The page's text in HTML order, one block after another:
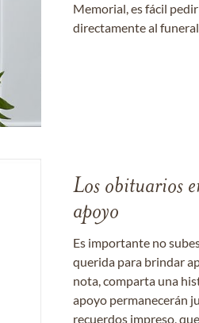
Memorial, es fácil
directamente al
Los obituarios
apoyo
Es importante no
querida para brindar
nota, comparta una
apoyo permanecerán
recuerdos impreso,